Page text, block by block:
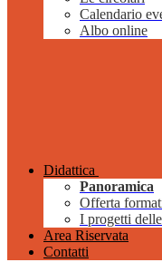
Calendario
Albo online
Didattica
Panoramica
Offerta
I progetti
Area Riservata
Contatti